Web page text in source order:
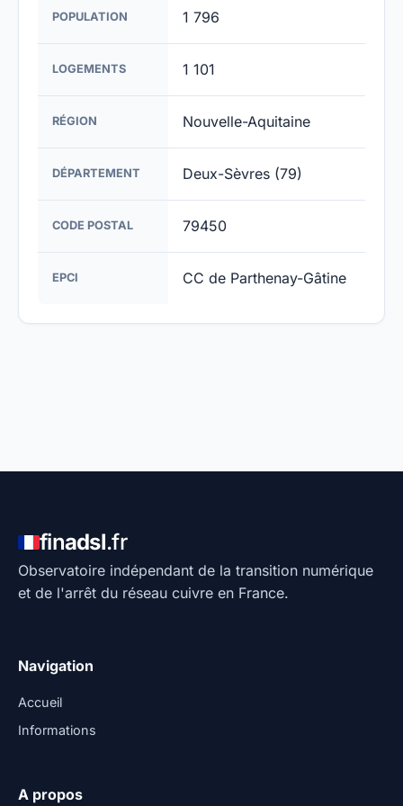
POPULATION 1 796
LOGEMENTS 1 101
RÉGION Nouvelle-Aquitaine
DÉPARTEMENT Deux-Sèvres (79)
CODE POSTAL 79450
EPCI CC de Parthenay-Gâtine
finadsl.fr
Observatoire indépendant de la transition numérique
et de l'arrêt du réseau cuivre en France.
Navigation
Accueil
Informations
A propos